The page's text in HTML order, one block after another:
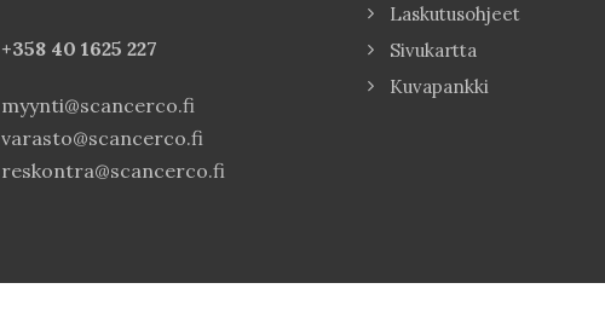
+358 40 1625 227
myynti@scancerco.fi
varasto@scancerco.fi
reskontra@scancerco.fi
Laskutusohjeet
Sivukartta
Kuvapankki